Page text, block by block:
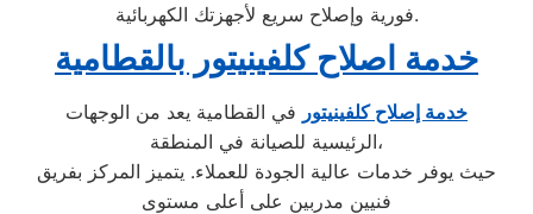
فورية وإصلاح سريع لأجهزتك الكهربائية.
خدمة اصلاح كلفينيتور بالقطامية
خدمة إصلاح كلفينيتور في القطامية يعد من الوجهات
الرئيسية للصيانة في المنطقة،
حيث يوفر خدمات عالية الجودة للعملاء. يتميز المركز بفريق
فنيين مدربين على أعلى مستوى